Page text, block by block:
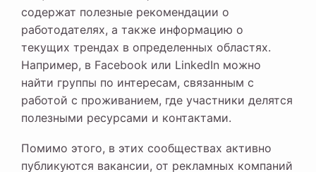
содержат полезные рекомендации о
работодателях, а также информацию о
текущих трендах в определенных областях.
Например, в Facebook или LinkedIn можно
найти группы по интересам, связанным с
работой с проживанием, где участники делятся
полезными ресурсами и контактами.
Помимо этого, в этих сообществах активно
публикуются вакансии, от рекламных компаний